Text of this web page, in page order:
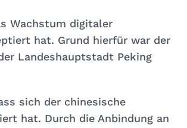
Wachstum digitaler
hat. Grund hierfür war der
Landeshauptstadt Peking
sich der chinesische
hat. Durch die Anbindung an